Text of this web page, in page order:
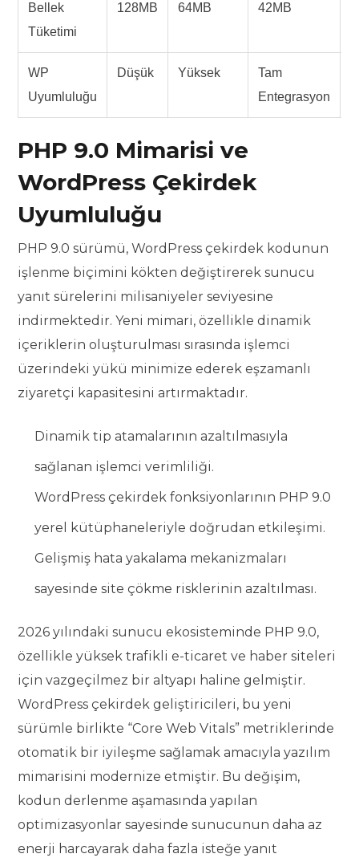
Bellek
Tüketimi
128MB 64MB 42MB
WP
Uyumluluğu
Düşük Yüksek
Tam
Entegrasyon
PHP 9.0 Mimarisi ve
WordPress Çekirdek
Uyumluluğu
PHP 9.0 sürümü, WordPress çekirdek kodunun
işlenme biçimini kökten değiştirerek sunucu
yanıt sürelerini milisaniyeler seviyesine
indirmektedir. Yeni mimari, özellikle dinamik
içeriklerin oluşturulması sırasında işlemci
üzerindeki yükü minimize ederek eşzamanlı
ziyaretçi kapasitesini artırmaktadır.
Dinamik tip atamalarının azaltılmasıyla
sağlanan işlemci verimliliği.
WordPress çekirdek fonksiyonlarının PHP 9.0
yerel kütüphaneleriyle doğrudan etkileşimi.
Gelişmiş hata yakalama mekanizmaları
sayesinde site çökme risklerinin azaltılması.
2026 yılındaki sunucu ekosisteminde PHP 9.0,
özellikle yüksek trafikli e-ticaret ve haber siteleri
için vazgeçilmez bir altyapı haline gelmiştir.
WordPress çekirdek geliştiricileri, bu yeni
sürümle birlikte “Core Web Vitals” metriklerinde
otomatik bir iyileşme sağlamak amacıyla yazılım
mimarisini modernize etmiştir. Bu değişim,
kodun derlenme aşamasında yapılan
optimizasyonlar sayesinde sunucunun daha az
enerji harcayarak daha fazla isteğe yanıt